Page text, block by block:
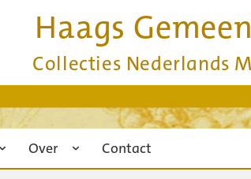
Haags
Collecties Nederlands
Over Contact